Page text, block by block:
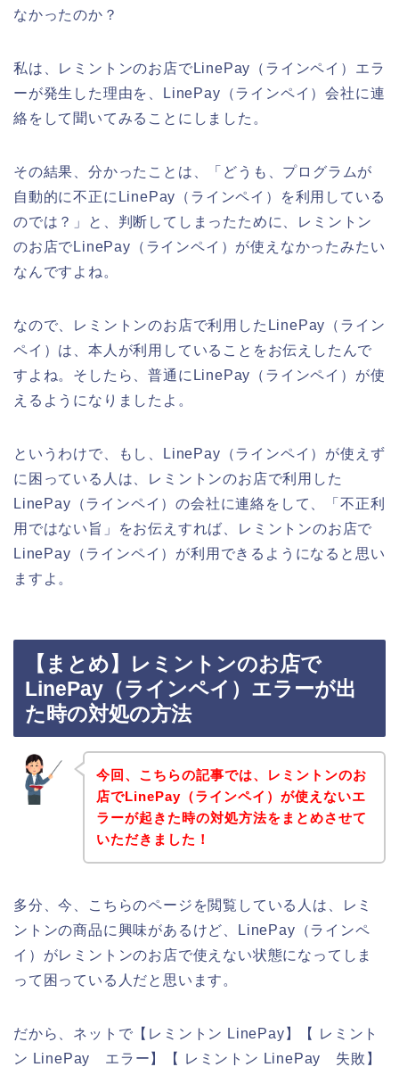
なかったのか？
私は、レミントンのお店でLinePay（ラインペイ）エラ
ーが発生した理由を、LinePay（ラインペイ）会社に連
絡をして聞いてみることにしました。
その結果、分かったことは、「どうも、プログラムが
自動的に不正にLinePay（ラインペイ）を利用している
のでは？」と、判断してしまったために、レミントン
のお店でLinePay（ラインペイ）が使えなかったみたい
なんですよね。
なので、レミントンのお店で利用したLinePay（ライン
ペイ）は、本人が利用していることをお伝えしたんで
すよね。そしたら、普通にLinePay（ラインペイ）が使
えるようになりましたよ。
というわけで、もし、LinePay（ラインペイ）が使えず
に困っている人は、レミントンのお店で利用した
LinePay（ラインペイ）の会社に連絡をして、「不正利
用ではない旨」をお伝えすれば、レミントンのお店で
LinePay（ラインペイ）が利用できるようになると思い
ますよ。
【まとめ】レミントンのお店で
LinePay（ラインペイ）エラーが出
た時の対処の方法
今回、こちらの記事では、レミントンのお
店でLinePay（ラインペイ）が使えないエ
ラーが起きた時の対処方法をまとめさせて
いただきました！
多分、今、こちらのページを閲覧している人は、レミ
ントンの商品に興味があるけど、LinePay（ラインペ
イ）がレミントンのお店で使えない状態になってしま
って困っている人だと思います。
だから、ネットで【レミントン LinePay】【 レミント
ン LinePay エラー】【 レミントン LinePay 失敗】